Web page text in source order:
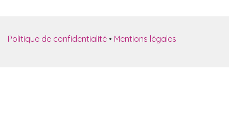
Politique de confidentialité • Mentions légales